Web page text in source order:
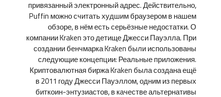
привязанный электронный адрес. Действительно,
Puffin можно считать худшим браузером в нашем
обзоре, в нём есть серьёзные недостатки. О
компании Kraken это детище Джесси Пауэлла. При
создании бенчмарка Kraken были использованы
следующие концепции: Реальные приложения.
Криптовалютная биржа Kraken была создана ещё
в 2011 году Джесси Пауэллом, одним из первых
биткоин-энтузиастов, в качестве альтернативы